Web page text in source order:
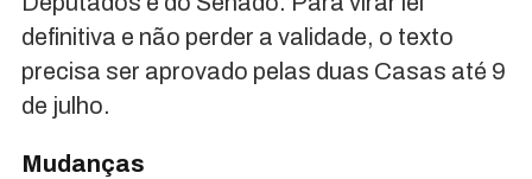
definitiva e não perder a validade, o texto
precisa ser aprovado pelas duas Casas até 9
de julho.
Mudanças